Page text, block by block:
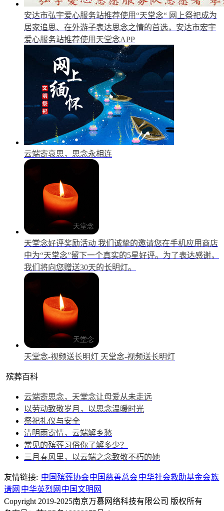
安达市弘宇爱心服务站推荐使用“天堂念“ 网上祭祀成为
居家追思、在外游子表达思念之情的首选，安达市宏宇
爱心服务站推荐使用天堂念APP
云端寄哀思，思念永相连
天堂念好评奖励活动 我们诚挚的邀请您在手机应用商店
中为“天堂念”留下一个真实的5星好评。为了表达感谢，
我们将向您赠送30天的长明灯。
天堂念-视频送长明灯 天堂念-视频送长明灯
殡葬百科
云端寄思念，天堂念让母爱从未走远
以劳动致敬岁月，以思念温暖时光
祭祀礼仪与安全
清明雨寄情，云端解乡愁
常见的殡葬习俗你了解多少？
三月春风里，以云端之念致敬不朽的她
友情链接: 中国殡葬协会中国慈善总会中华社会救助基金会族
谱网 中华英烈网 中国文明网
Copyright 2019-2025南京万慕网络科技有限公司 版权所有